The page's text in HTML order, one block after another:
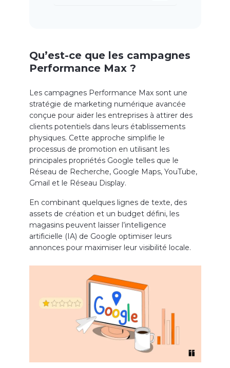
Qu’est-ce que les campagnes
Performance Max ?
Les campagnes Performance Max sont une
stratégie de marketing numérique avancée
conçue pour aider les entreprises à attirer des
clients potentiels dans leurs établissements
physiques. Cette approche simplifie le
processus de promotion en utilisant les
principales propriétés Google telles que le
Réseau de Recherche, Google Maps, YouTube,
Gmail et le Réseau Display.
En combinant quelques lignes de texte, des
assets de création et un budget défini, les
magasins peuvent laisser l’intelligence
artificielle (IA) de Google optimiser leurs
annonces pour maximiser leur visibilité locale.